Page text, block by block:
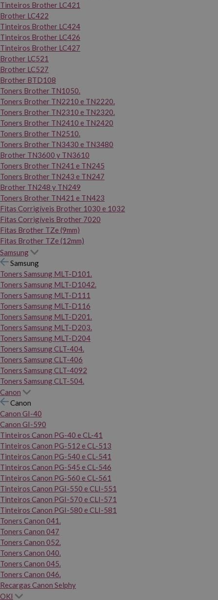
Tinteiros Brother LC421
Brother LC422
Tinteiros Brother LC424
Tinteiros Brother LC426
Tinteiros Brother LC427
Brother LC521
Brother LC527
Brother BTD108
Toners Brother TN1050.
Toners Brother TN2210 e TN2220.
Toners Brother TN2310 e TN2320.
Toners Brother TN2410 e TN2420
Toners Brother TN2510.
Toners Brother TN3430 e TN3480
Brother TN3600 y TN3610
Toners Brother TN241 e TN245
Toners Brother TN243 e TN247
Brother TN248 y TN249
Toners Brother TN421 e TN423
Fitas Corrigíveis Brother 1030 e 1032
Fitas Corrigíveis Brother 7020
Fitas Brother TZe (9mm)
Fitas Brother TZe (12mm)
Samsung
Samsung
Toners Samsung MLT-D101.
Toners Samsung MLT-D1042.
Toners Samsung MLT-D111
Toners Samsung MLT-D116
Toners Samsung MLT-D201.
Toners Samsung MLT-D203.
Toners Samsung MLT-D204
Toners Samsung CLT-404.
Toners Samsung CLT-406
Toners Samsung CLT-4092
Toners Samsung CLT-504.
Canon
Canon
Canon GI-40
Canon GI-590
Tinteiros Canon PG-40 e CL-41
Tinteiros Canon PG-512 e CL-513
Tinteiros Canon PG-540 e CL-541
Tinteiros Canon PG-545 e CL-546
Tinteiros Canon PG-560 e CL-561
Tinteiros Canon PGI-550 e CLI-551
Tinteiros Canon PGI-570 e CLI-571
Tinteiros Canon PGI-580 e CLI-581
Toners Canon 041.
Toners Canon 047
Toners Canon 052.
Toners Canon 040.
Toners Canon 045.
Toners Canon 046.
Recargas Canon Selphy
OKI